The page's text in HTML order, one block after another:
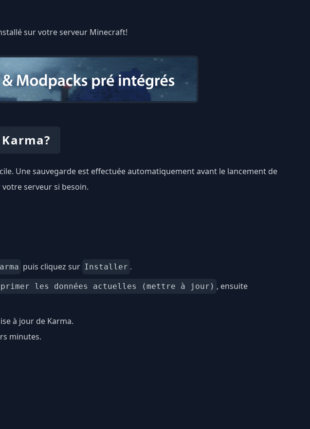
sur votre serveur Minecraft!
Une sauvegarde est effectuée automatiquement avant le lancement de
serveur si besoin.
puis cliquez sur Installer .
les données actuelles (mettre à jour) , ensuite
à jour de Karma.
minutes.